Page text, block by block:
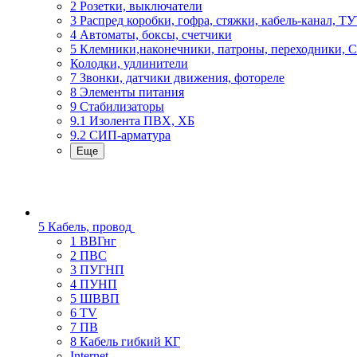
2 Розетки, выключатели
3 Распред коробки, гофра, стяжки, кабель-канал,
4 Автоматы, боксы, счетчики
5 Клемники,наконечники, патроны, переходники,
Колодки, удлинители
7 Звонки, датчики движения, фотореле
8 Элементы питания
9 Стабилизаторы
9.1 Изолента ПВХ, ХБ
9.2 СИП-арматура
Еще
5 Кабель, провод
1 ВВГнг
2 ПВС
3 ПУГНП
4 ПУНП
5 ШВВП
6 TV
7 ПВ
8 Кабель гибкий КГ